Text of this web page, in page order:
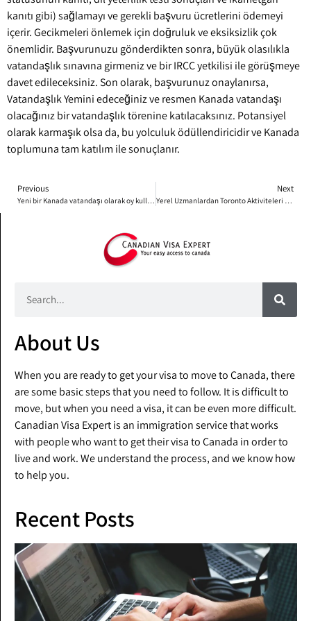
kanıtı gibi) sağlamayı ve gerekli başvuru ücretlerini ödemeyi
içerir. Gecikmeleri önlemek için doğruluk ve eksiksizlik çok
önemlidir. Başvurunuzu gönderdikten sonra, büyük olasılıkla
vatandaşlık sınavına girmeniz ve bir IRCC yetkilisi ile görüşmeye
davet edileceksiniz. Son olarak, başvurunuz onaylanırsa,
Vatandaşlık Yemini edeceğiniz ve resmen Kanada vatandaşı
olacağınız bir vatandaşlık törenine katılacaksınız. Potansiyel
olarak karmaşık olsa da, bu yolculuk ödüllendiricidir ve Kanada
toplumuna tam katılım ile sonuçlanır.
Previous Next
About Us
When you are ready to get your visa to move to Canada, there
are some basic steps that you need to follow. It is difficult to
move, but when you need a visa, it can be even more difficult.
Canadian Visa Expert is an immigration service that works
with people who want to get their visa to Canada in order to
live and work. We understand the process, and we know how
to help you.
Recent Posts